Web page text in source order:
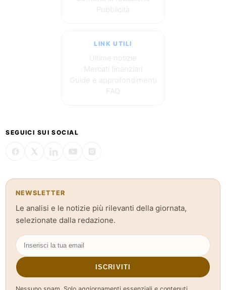
Pubblicità
LINK UTILI
Ultime notizie
Mercati finanziari
Guide e approfondimenti
FAQ
SEGUICI SUI SOCIAL
NEWSLETTER
Le analisi e le notizie più rilevanti della giornata,
selezionate dalla redazione.
ISCRIVITI